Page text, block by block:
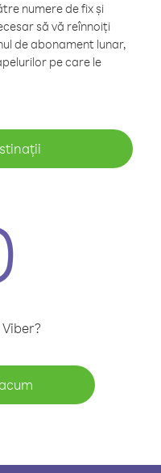
numere de fix și
să vă reînnoiți
de abonament lunar,
pe care le